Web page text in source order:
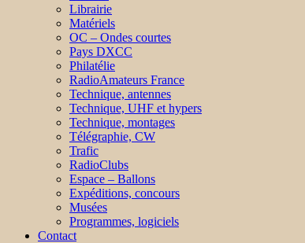
Librairie
Matériels
OC – Ondes courtes
Pays DXCC
Philatélie
RadioAmateurs France
Technique, antennes
Technique, UHF et hypers
Technique, montages
Télégraphie, CW
Trafic
RadioClubs
Espace – Ballons
Expéditions, concours
Musées
Programmes, logiciels
Contact